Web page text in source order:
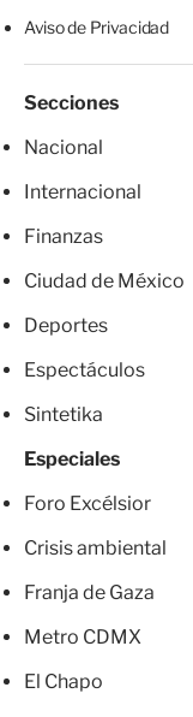
Aviso de Privacidad
Secciones
Nacional
Internacional
Finanzas
Ciudad de México
Deportes
Espectáculos
Sintetika
Especiales
Foro Excélsior
Crisis ambiental
Franja de Gaza
Metro CDMX
El Chapo